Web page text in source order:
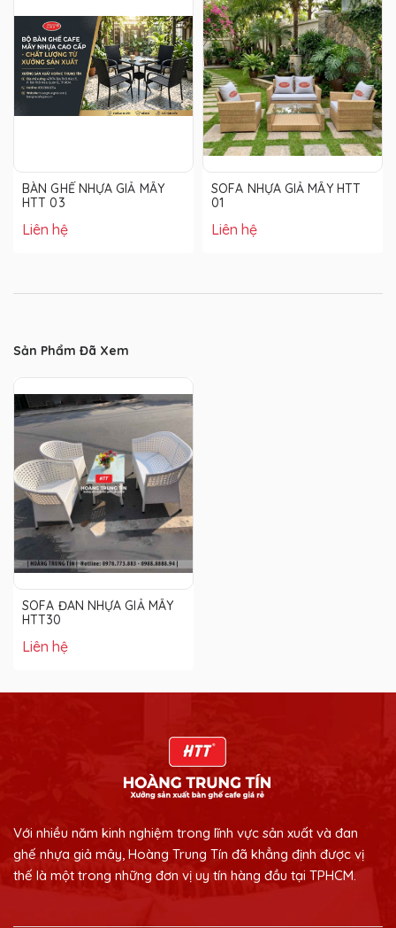
BÀN GHẾ NHỰA GIẢ MÂY
HTT 03
Liên hệ
SOFA NHỰA GIẢ MÂY HTT
01
Liên hệ
Sản Phẩm Đã Xem
SOFA ĐAN NHỰA GIẢ MÂY
HTT30
Liên hệ
Với nhiều năm kinh nghiệm trong lĩnh vực sản xuất và đan
ghế nhựa giả mây, Hoàng Trung Tín đã khẳng định được vị
thế là một trong những đơn vị uy tín hàng đầu tại TPHCM.